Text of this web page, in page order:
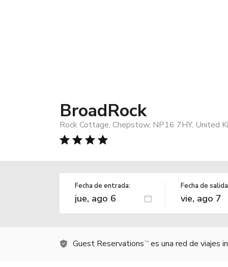
BroadRock
Rock Cottage, Chepstow, NP16 7HY, United
Fecha de entrada: Fecha de
Guest Reservations TM es una red de viajes